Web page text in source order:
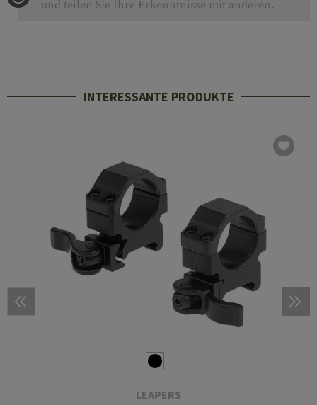
und teilen Sie Ihre Erkenntnisse mit anderen.
INTERESSANTE PRODUKTE
LEAPERS